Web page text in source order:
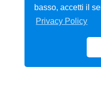
basso, accetti il
Privacy Policy